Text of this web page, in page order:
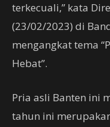
terkecuali,” kata
(23/02/2023) di
mengangkat tema
Hebat”.
Pria asli Banten ini
tahun ini